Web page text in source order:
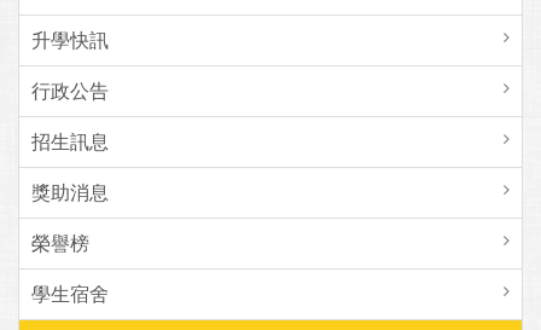
升學快訊
行政公告
招生訊息
獎助消息
榮譽榜
學生宿舍